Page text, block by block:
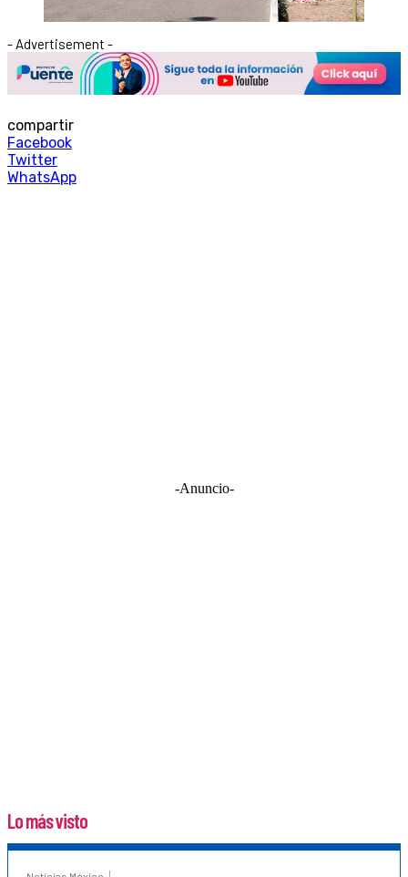
- Advertisement -
compartir
Facebook
Twitter
WhatsApp
-Anuncio-
Lo más visto